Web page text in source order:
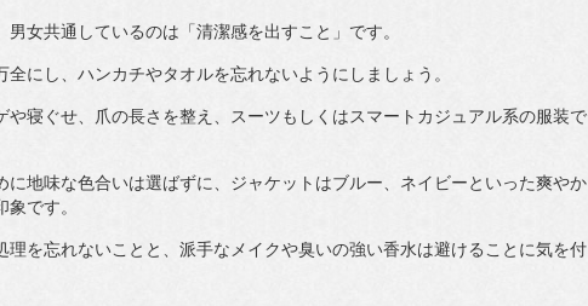
女共通しているのは「清潔感を出すこと」です。
にし、ハンカチやタオルを忘れないようにしましょう。
や寝ぐせ、爪の長さを整え、スーツもしくはスマートカジュアル系の服装で
に地味な色合いは選ばずに、ジャケットはブルー、ネイビーといった爽やか
です。
理を忘れないことと、派手なメイクや臭いの強い香水は避けることに気を付